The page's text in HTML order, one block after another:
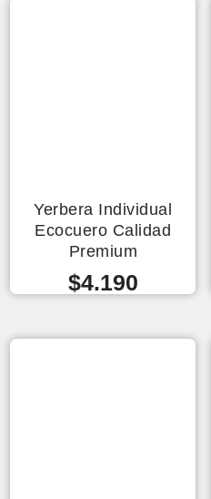
Yerbera Individual
Ecocuero Calidad
Premium
$4.190